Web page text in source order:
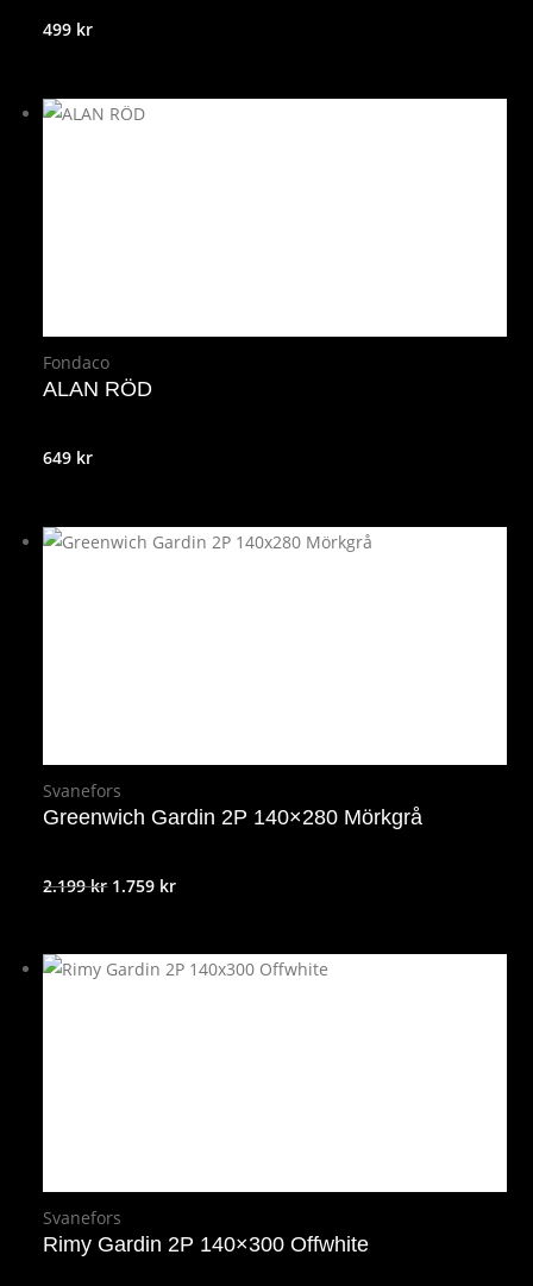
499 kr
Fondaco
ALAN RÖD
649 kr
Svanefors
Greenwich Gardin 2P 140×280 Mörkgrå
2.199kr Det
var:
1.759 krDet
är:
Svanefors
Rimy Gardin 2P 140×300 Offwhite